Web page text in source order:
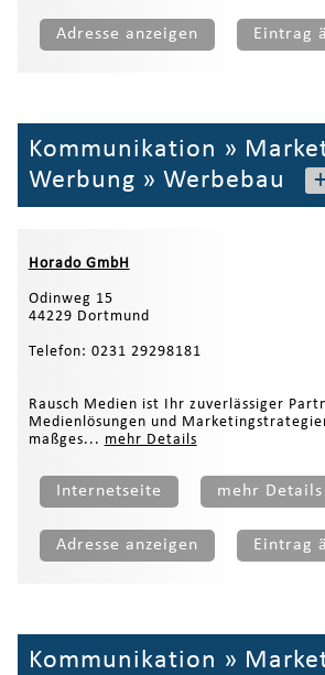
Adresse anzeigen Eintrag
Kommunikation »
Werbung » Werbebau +
Horado GmbH
Odinweg 15
44229 Dortmund
Telefon: 0231 29298181
Rausch Medien ist Ihr zuverlässiger
Medienlösungen und
maßges... mehr Details
Internetseite mehr Details
Adresse anzeigen Eintrag
Kommunikation »